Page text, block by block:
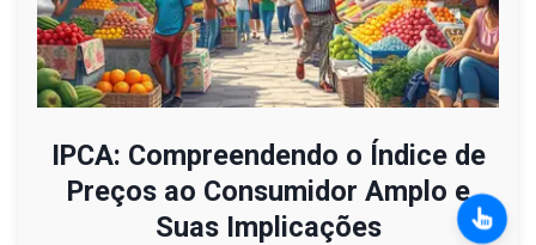
IPCA: Compreendendo o Índice de
Preços ao Consumidor Amplo e
Suas Implicações